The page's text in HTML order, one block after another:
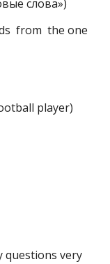
слова»)
from the one
player)
questions very